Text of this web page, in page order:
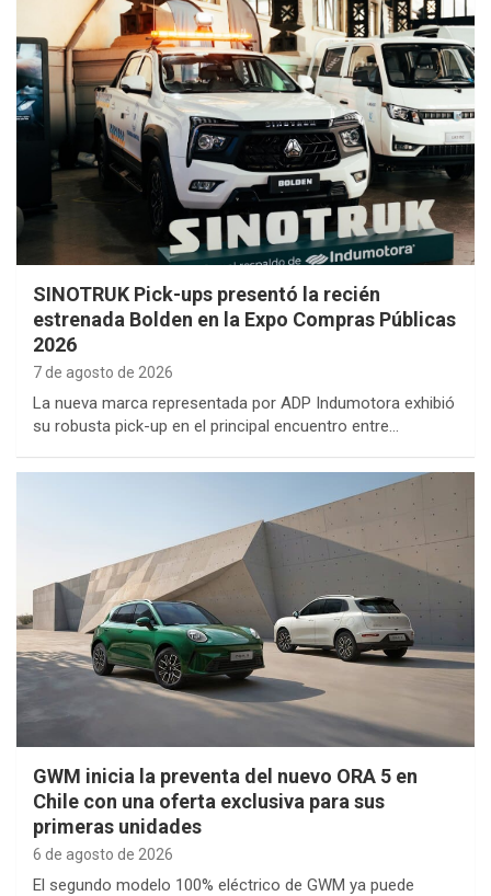
SINOTRUK Pick-ups presentó la recién
estrenada Bolden en la Expo Compras Públicas
2026
7 de agosto de 2026
La nueva marca representada por ADP Indumotora exhibió
su robusta pick-up en el principal encuentro entre…
GWM inicia la preventa del nuevo ORA 5 en
Chile con una oferta exclusiva para sus
primeras unidades
6 de agosto de 2026
El segundo modelo 100% eléctrico de GWM ya puede